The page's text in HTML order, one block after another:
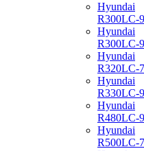
Hyundai
R300LC-
Hyundai
R300LC-
Hyundai
R320LC-7
Hyundai
R330LC-
Hyundai
R480LC-
Hyundai
R500LC-7